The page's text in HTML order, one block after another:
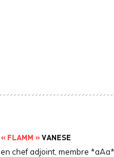
« FLAMM »VANESE
chef adjoint, membre